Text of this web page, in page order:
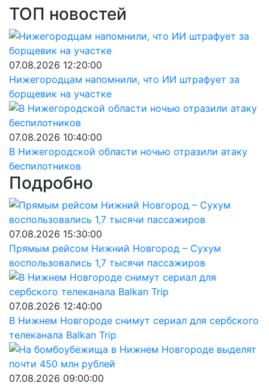
ТОП новостей
07.08.2026 12:20:00
Нижегородцам напомнили, что ИИ штрафует за
борщевик на участке
07.08.2026 10:40:00
В Нижегородской области ночью отразили атаку
беспилотников
Подробно
07.08.2026 15:30:00
Прямым рейсом Нижний Новгород – Сухум
воспользовались 1,7 тысячи пассажиров
07.08.2026 12:40:00
В Нижнем Новгороде снимут сериал для сербского
телеканала Balkan Trip
07.08.2026 09:00:00